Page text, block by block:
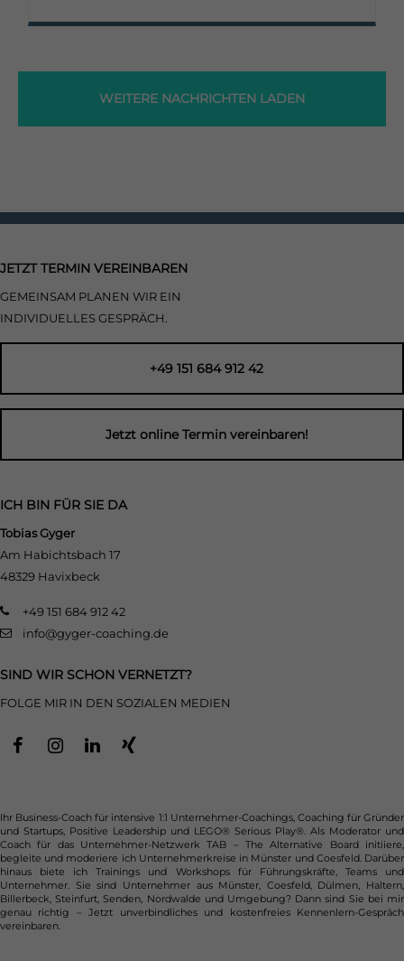
WEITERE NACHRICHTEN LADEN
JETZT TERMIN VEREINBAREN
GEMEINSAM PLANEN WIR EIN
INDIVIDUELLES GESPRÄCH.
+49 151 684 912 42
Jetzt online Termin vereinbaren!
ICH BIN FÜR SIE DA
Tobias Gyger
Am Habichtsbach 17
48329 Havixbeck
+49 151 684 912 42
info@gyger-coaching.de
SIND WIR SCHON VERNETZT?
FOLGE MIR IN DEN SOZIALEN MEDIEN
Ihr Business-Coach für intensive 1:1 Unternehmer-Coachings, Coaching für Gründer
und Startups, Positive Leadership und LEGO® Serious Play®. Als Moderator und
Coach für das Unternehmer-Netzwerk TAB – The Alternative Board initiiere,
begleite und moderiere ich Unternehmerkreise in Münster und Coesfeld. Darüber
hinaus biete ich Trainings und Workshops für Führungskräfte, Teams und
Unternehmer. Sie sind Unternehmer aus Münster, Coesfeld, Dülmen, Haltern,
Billerbeck, Steinfurt, Senden, Nordwalde und Umgebung? Dann sind Sie bei mir
genau richtig – Jetzt unverbindliches und kostenfreies Kennenlern-Gespräch
vereinbaren.